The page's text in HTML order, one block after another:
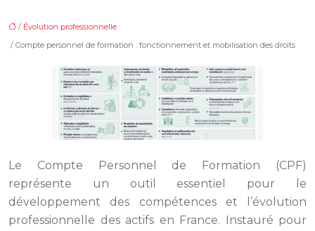
/ Évolution professionnelle
/ Compte personnel de formation : fonctionnement et mobilisation des droits
Le Compte Personnel de Formation (CPF)
représente un outil essentiel pour le
développement des compétences et l’évolution
professionnelle des actifs en France. Instauré pour